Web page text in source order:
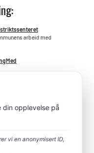
arbeid med
din opplevelse på
vi en anonymisert ID,